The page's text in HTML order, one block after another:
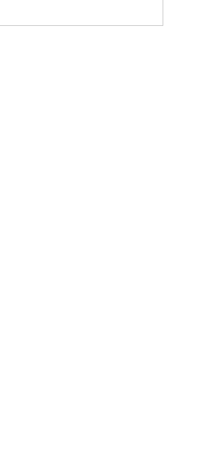
黄浦区